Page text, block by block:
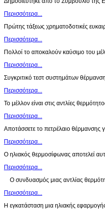
Περισσότερα...
Πρώτης τάξεως χρηματοδοτικές
Περισσότερα...
Πολλοί το αποκαλούν καύσιμο του
Περισσότερα...
Συγκριτικό τεστ συστημάτων
Περισσότερα...
Το μέλλον είναι στις αντλίες
Περισσότερα...
Αποτάσσετε το πετρέλαιο θέρμανσης
Περισσότερα...
Ο ηλιακός θερμοσίφωνας αποτελεί
Περισσότερα...
Ο συνδυασμός μιας αντλίας
Περισσότερα...
Η εγκατάσταση μια ηλιακής